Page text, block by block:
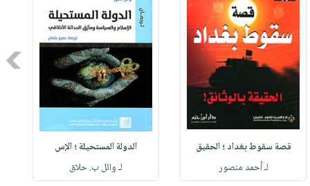
قصة سقوط بغداد ؛ الحقيق
لـ أحمد منصور
الدولة المستحيلة ؛ الإس
لـ وائل ب. حلاق